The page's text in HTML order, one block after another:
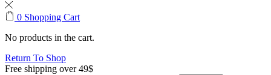
0 Shopping Cart
No products in the cart.
Return To Shop
Free shipping over 49$